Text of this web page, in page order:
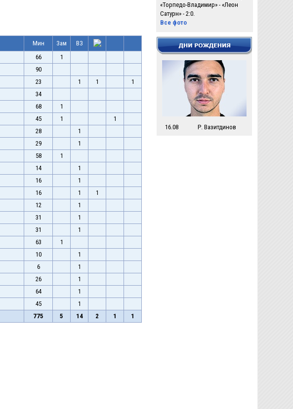
Мин Зам
ВЗ
66
1
90
23 1 1
1
34
68
1
45 1
1
28
1
29
1
58
1
14
1
16
1
16 1
1
12
1
31
1
31
1
63
1
10
1
6
1
26
1
64
1
45
1
775 5 14 2 1 1
«Торпедо-Владимир» - «Леон
Сатурн» - 2:0.
Все фото
16.08 Р. Вазитдинов